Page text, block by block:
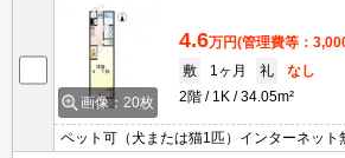
画像：20枚
4.6万円(管理費等：
敷
1ヶ月 礼
なし
2階
1K 34.05m²
ペット可（犬または猫1匹）インターネット